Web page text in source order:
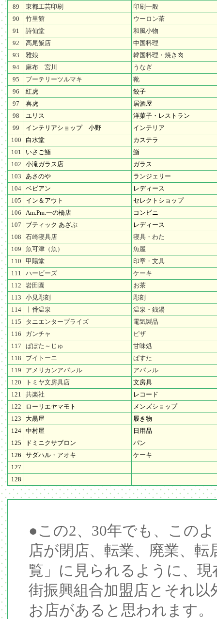
89
東都工芸印刷
印刷一般
90
竹里館
ウーロン茶
91
詩仙堂
和風小物
92
高尾飯店
中国料理
93
雅娘
韓国料理・焼き肉
94
麻布 宮川
うなぎ
95
ブーテリーツルマキ
靴
96
紅虎
餃子
97
喜虎
居酒屋
98
ユリス
洋菓子・レストラン
99
インテリアショップ 小野
インテリア
100
白水堂
カステラ
101
いさご鮨
鮨
102
小滝ガラス店
ガラス
103
あさのや
ランジェリー
104
ベビアン
レディース
105
イン＆アウト
セレクトショップ
106
Am.Pm.一の橋店
コンビニ
107
ブティック あざぶ
レディース
108
石崎寝具店
寝具・わた
109
魚可津（魚）
魚屋
110
甲陽堂
印章・文具
111
ハービーズ
ケーキ
112
岩田園
お茶
113
小見彫刻
彫刻
114
十番温泉
温泉・銭湯
115
タニエンタープライズ
電気製品
116
ガンチャ
ピザ
117
ぱぽた～じゅ
甘味処
118
ブイトーニ
ぱすた
119
アメリカンアパレル
アパレル
120
トミヤ文房具店
文房具
121
共楽社
レコード
122
ローリエヤマモト
メンズショップ
123
大黒屋
履き物
124
中村屋
日用品
125
ドミニクサブロン
パン
126
サダハル・アオキ
ケーキ
127
128
●この2、30年でも、この
店が閉店、転業、廃業、
覧」に見られるように、
街振興組合加盟店とそれ
お店があると思われます